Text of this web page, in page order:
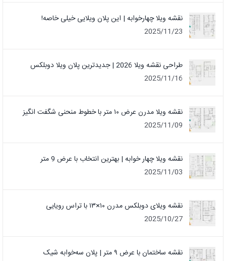
نقشه ویلا چهارخوابه | این پلان ویلایی خیلی خاصه!
2025/11/23
طراحی نقشه ویلا 2026 | جدیدترین پلان ویلا دوبلکس
2025/11/16
نقشه ویلا مدرن عرض ۱۰ متر با خطوط منحنی شگفت انگیز
2025/11/09
نقشه ویلا چهار خوابه | بهترین انتخاب با عرض 9 متر
2025/11/03
نقشه ویلای دوبلکس مدرن ۱۰×۱۳ با تراس رویایی
2025/10/27
نقشه ساختمان با عرض ۹ متر | پلان سه‌خوابه شیک